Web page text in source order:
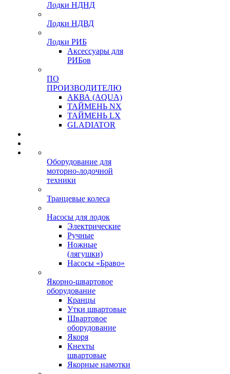
Лодки НДНД
Лодки НДВД
Лодки РИБ
Аксессуары для
РИБов
ПО
ПРОИЗВОДИТЕЛЮ
АКВА (AQUA)
ТАЙМЕНЬ NX
ТАЙМЕНЬ LX
GLADIATOR
Оборудование для
моторно-лодочной
техники
Транцевые колеса
Насосы для лодок
Электрические
Ручные
Ножные
(лягушки)
Насосы «Браво»
Якорно-швартовое
оборудование
Кранцы
Утки швартовые
Швартовое
оборудование
Якоря
Кнехты
швартовые
Якорные намотки